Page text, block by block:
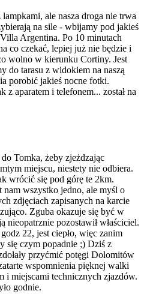
ale nasza droga nie trwa
na sile - wbijamy pod jakieś
Argentina. Po 10 minutach
co czekać, lepiej już nie będzie i
wolno w kierunku Cortiny. Jest
do tarasu z widokiem na naszą
porobić jakieś nocne fotki.
z aparatem i telefonem... został na
Tomka, żeby zjeżdzając
miejscu, niestety nie odbiera.
wrócić się pod górę te 2km.
nam wszystko jedno, ale myśl o
zdjęciach zapisanych na karcie
Zguba okazuje się być w
pozostawił właściciel.
22, jest ciepło, więc zanim
się czym popadnie ;) Dziś z
przyćmić potęgi Dolomitów
wspomnienia pięknej walki
i miejscami technicznych zjazdów.
godnie.